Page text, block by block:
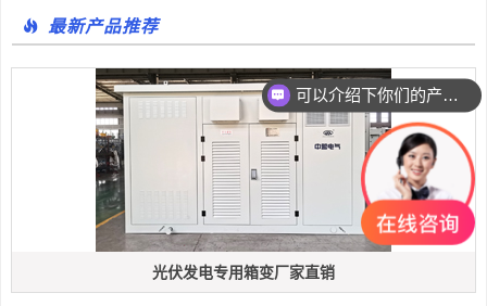
最新产品推荐
光伏发电专用箱变厂家直销
可以介绍下你们的产品么